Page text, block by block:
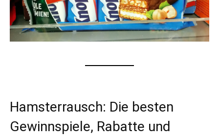
Hamsterrausch: Die besten
Gewinnspiele, Rabatte und